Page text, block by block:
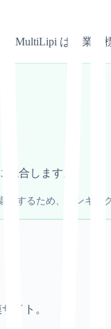
MultiLipi は、業
合します。
するため、ランキン
イト。